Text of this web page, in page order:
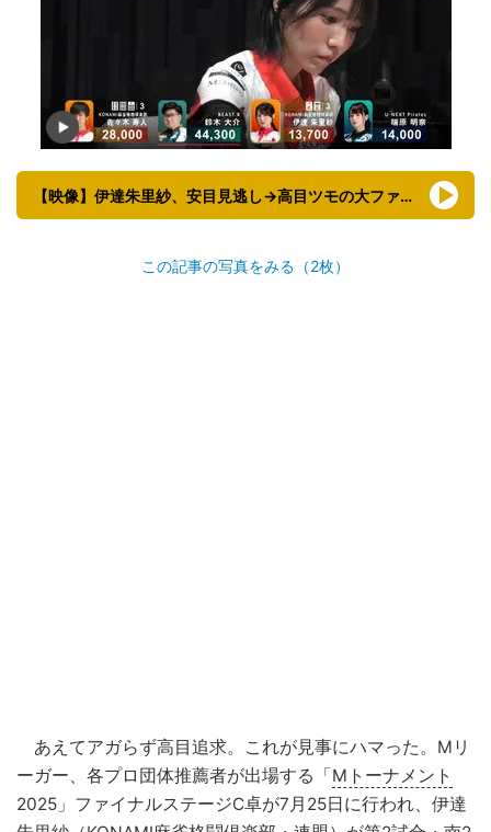
【映像】伊達朱里紗、安目見逃し→高目ツモの大ファインプレー
この記事の写真をみる（2枚）
あえてアガらず高目追求。これが見事にハマった。Mリ
ーガー、各プロ団体推薦者が出場する「 Mトーナメント
2025」ファイナルステージC卓が7月25日に行われ、伊達